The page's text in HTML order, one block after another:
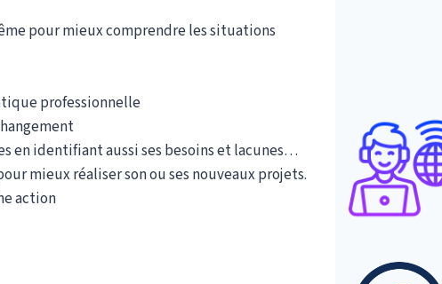
pour mieux comprendre les situations
professionnelle
en identifiant aussi ses besoins et lacunes…
mieux réaliser son ou ses nouveaux projets.
action
Session 1 en distanciel (4h) Mise en situation via